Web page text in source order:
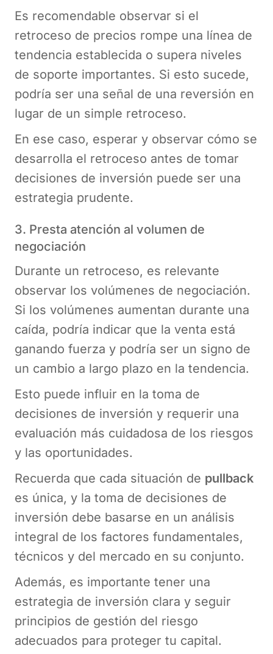
Es recomendable observar si el
retroceso de precios rompe una línea de
tendencia establecida o supera niveles
de soporte importantes. Si esto sucede,
podría ser una señal de una reversión en
lugar de un simple retroceso.
En ese caso, esperar y observar cómo se
desarrolla el retroceso antes de tomar
decisiones de inversión puede ser una
estrategia prudente.
3. Presta atención al volumen de
negociación
Durante un retroceso, es relevante
observar los volúmenes de negociación.
Si los volúmenes aumentan durante una
caída, podría indicar que la venta está
ganando fuerza y podría ser un signo de
un cambio a largo plazo en la tendencia.
Esto puede influir en la toma de
decisiones de inversión y requerir una
evaluación más cuidadosa de los riesgos
y las oportunidades.
Recuerda que cada situación de pullback
es única, y la toma de decisiones de
inversión debe basarse en un análisis
integral de los factores fundamentales,
técnicos y del mercado en su conjunto.
Además, es importante tener una
estrategia de inversión clara y seguir
principios de gestión del riesgo
adecuados para proteger tu capital.